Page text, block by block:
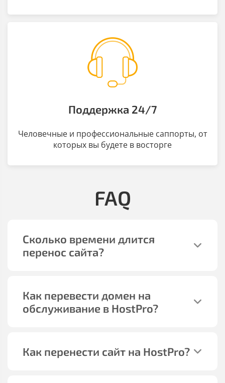
Поддержка 24/7
Человечные и профессиональные саппорты, от
которых вы будете в восторге
FAQ
Сколько времени длится
перенос сайта?
Как перевести домен на
обслуживание в HostPro?
Как перенести сайт на HostPro?